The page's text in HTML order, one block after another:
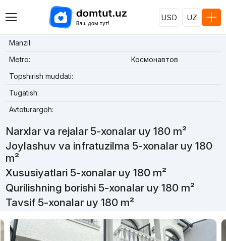
USD UZ
Manzil:
Metro:
Космонавтов
Topshirish muddati:
Tugatish:
Avtoturargoh:
Narxlar va rejalar 5-xonalar uy 180 m²
Joylashuv va infratuzilma 5-xonalar uy 180
m²
Xususiyatlari 5-xonalar uy 180 m²
Qurilishning borishi 5-xonalar uy 180 m²
Tavsif 5-xonalar uy 180 m²